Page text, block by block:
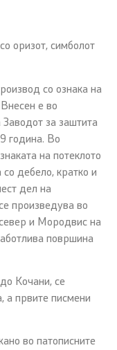
оризот, симболот
со ознака на
е во
Заводот за заштита
година. Во
на потеклото
со дебело, кратко и
дел на
произведува во
и Мородвис на
површина
Кочани, се
а првите писмени
во патописните